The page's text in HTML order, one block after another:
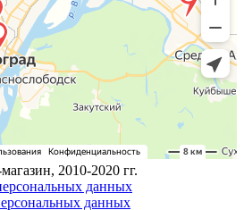
2010-2020 гг.
данных
данных